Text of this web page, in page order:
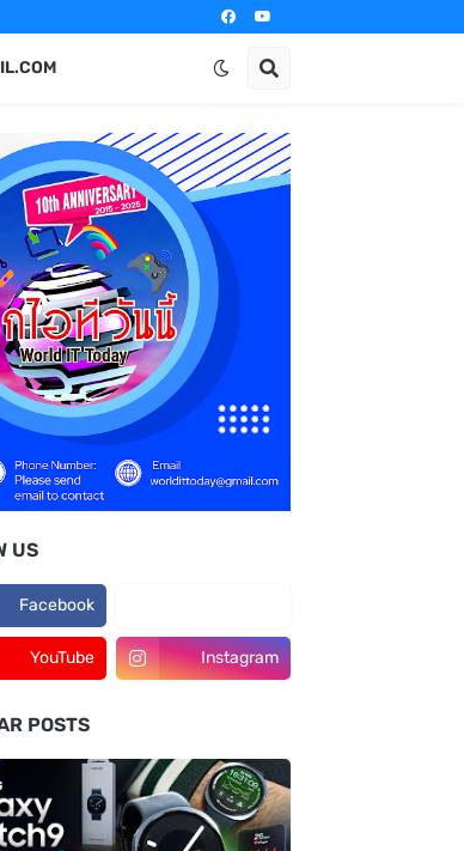
US
Facebook
YouTube Instagram
POSTS